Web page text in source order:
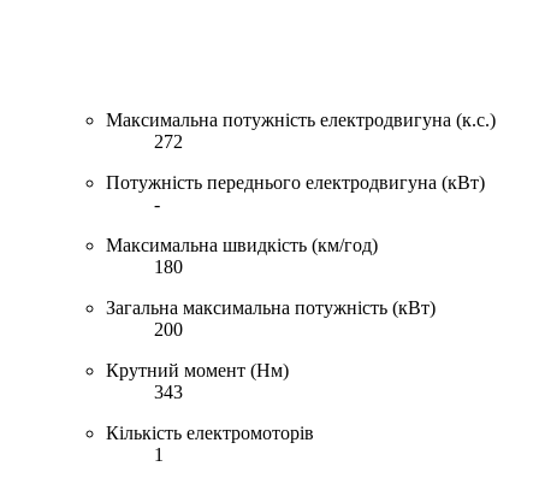
Максимальна потужність електродвигуна (к.с.)
272
Потужність переднього електродвигуна (кВт)
-
Максимальна швидкість (км/год)
180
Загальна максимальна потужність (кВт)
200
Крутний момент (Нм)
343
Кількість електромоторів
1